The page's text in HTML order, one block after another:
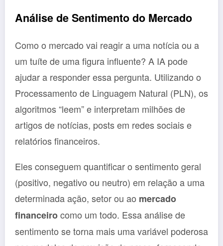
Análise de Sentimento do Mercado
Como o mercado vai reagir a uma notícia ou a
um tuíte de uma figura influente? A IA pode
ajudar a responder essa pergunta. Utilizando o
Processamento de Linguagem Natural (PLN), os
algoritmos “leem” e interpretam milhões de
artigos de notícias, posts em redes sociais e
relatórios financeiros.
Eles conseguem quantificar o sentimento geral
(positivo, negativo ou neutro) em relação a uma
determinada ação, setor ou ao mercado
financeirocomo um todo. Essa análise de
sentimento se torna mais uma variável poderosa